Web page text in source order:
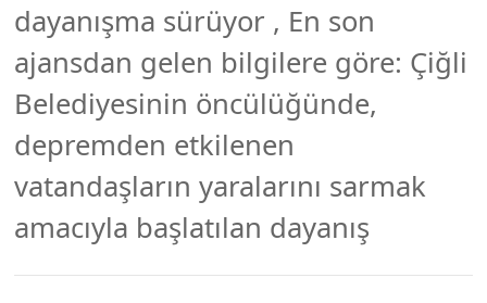
dayanışma sürüyor , En son
ajansdan gelen bilgilere göre: Çiğli
Belediyesinin öncülüğünde,
depremden etkilenen
vatandaşların yaralarını sarmak
amacıyla başlatılan dayanış